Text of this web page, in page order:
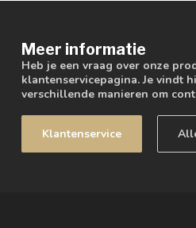
Meer informatie
Heb je een vraag over onze
klantenservicepagina. Je vindt
verschillende manieren om
Klantenservice